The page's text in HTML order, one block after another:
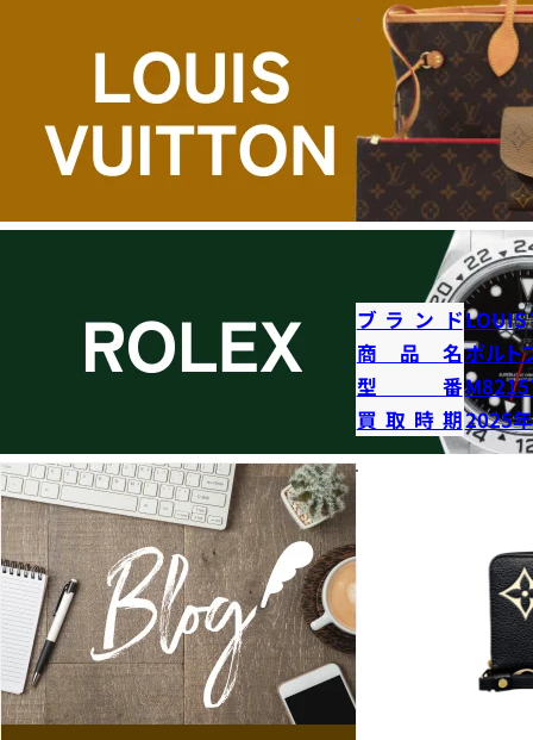
ブランドLOUIS
商品名ポルト
型番
買取時期2025